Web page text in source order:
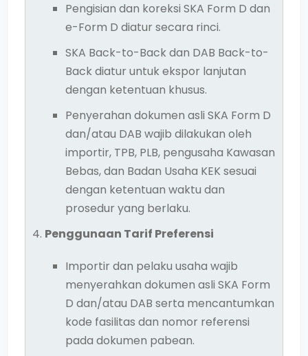
Pengisian dan koreksi SKA Form D dan
e-Form D diatur secara rinci.
SKA Back-to-Back dan DAB Back-to-
Back diatur untuk ekspor lanjutan
dengan ketentuan khusus.
Penyerahan dokumen asli SKA Form D
dan/atau DAB wajib dilakukan oleh
importir, TPB, PLB, pengusaha Kawasan
Bebas, dan Badan Usaha KEK sesuai
dengan ketentuan waktu dan
prosedur yang berlaku.
Penggunaan Tarif Preferensi
Importir dan pelaku usaha wajib
menyerahkan dokumen asli SKA Form
D dan/atau DAB serta mencantumkan
kode fasilitas dan nomor referensi
pada dokumen pabean.